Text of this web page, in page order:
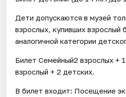
Дети допускаются в музей
взрослых, купивших взрослый
аналогичной категории
Билет Семейный2 взрослых +
взрослый + 2 детских.
В билет входит: Посещение